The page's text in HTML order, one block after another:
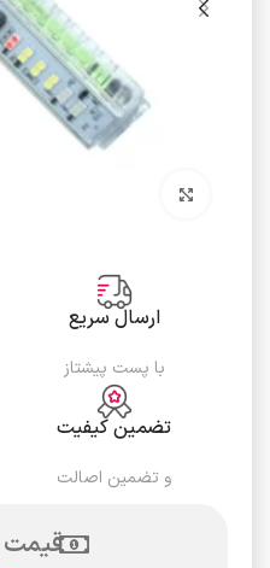
ارسال سریع
با پست پیشتاز
تضمین کیفیت
و تضمین اصالت